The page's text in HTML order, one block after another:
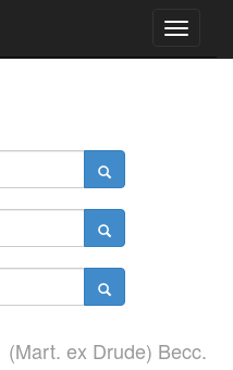
Menu
(Mart. ex Drude) Becc.